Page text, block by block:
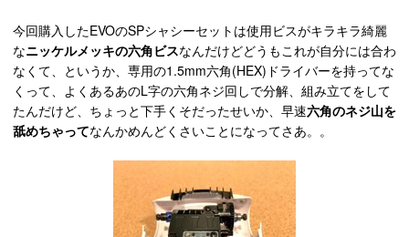
今回購入したEVOのSPシャシーセットは使用ビスがキラキラ綺麗
なニッケルメッキの六角ビスなんだけどどうもこれが自分には合わ
なくて、というか、専用の1.5mm六角(HEX)ドライバーを持ってな
くって、よくあるあのL字の六角ネジ回しで分解、組み立てをして
たんだけど、ちょっと下手くそだったせいか、早速六角のネジ山を
舐めちゃってなんかめんどくさいことになってさあ。。